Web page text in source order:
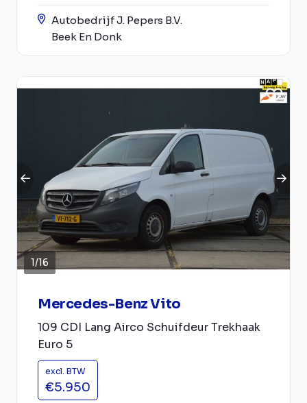
Autobedrijf J. Pepers B.V.
Beek En Donk
1/16
Mercedes-Benz Vito
109 CDI Lang Airco Schuifdeur Trekhaak
Euro 5
excl. BTW
€5.950